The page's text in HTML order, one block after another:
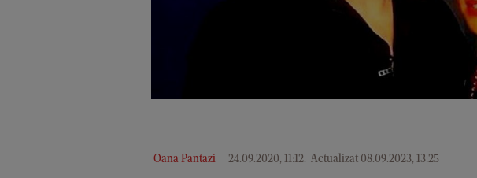
Oana Pantazi 24.09.2020, 11:12. Actualizat 08.09.2023, 13:25